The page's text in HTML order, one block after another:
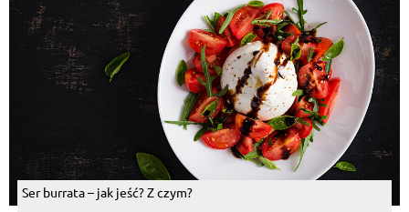
Ser burrata – jak jeść? Z czym?